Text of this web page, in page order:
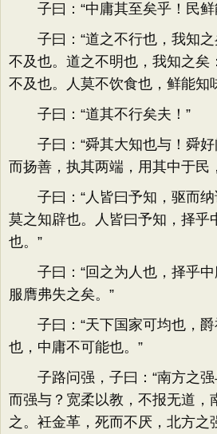
子曰：“中庸其至矣乎！民鲜
子曰：“道之不行也，我知之
不及也。道之不明也，我知之矣
不及也。人莫不饮食也，鲜能知
子曰：“道其不行矣夫！”
子曰：“舜其大知也与！舜好
而扬善，执其两端，用其中于民
子曰：“人皆曰予知，驱而纳
莫之知辟也。人皆曰予知，择乎
也。”
子曰：“回之为人也，择乎中
服膺弗失之矣。”
子曰：“天下国家可均也，爵
也，中庸不可能也。”
子路问强，子曰：“南方之强
而强与？宽柔以教，不报无道，
之。衽金革，死而不厌，北方之